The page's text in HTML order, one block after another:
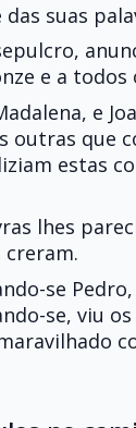
suas
e a todos
e
outras que
estas
lhes
creram.
se
se, viu